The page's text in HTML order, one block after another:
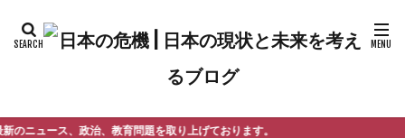
教育問題を取り上げております。